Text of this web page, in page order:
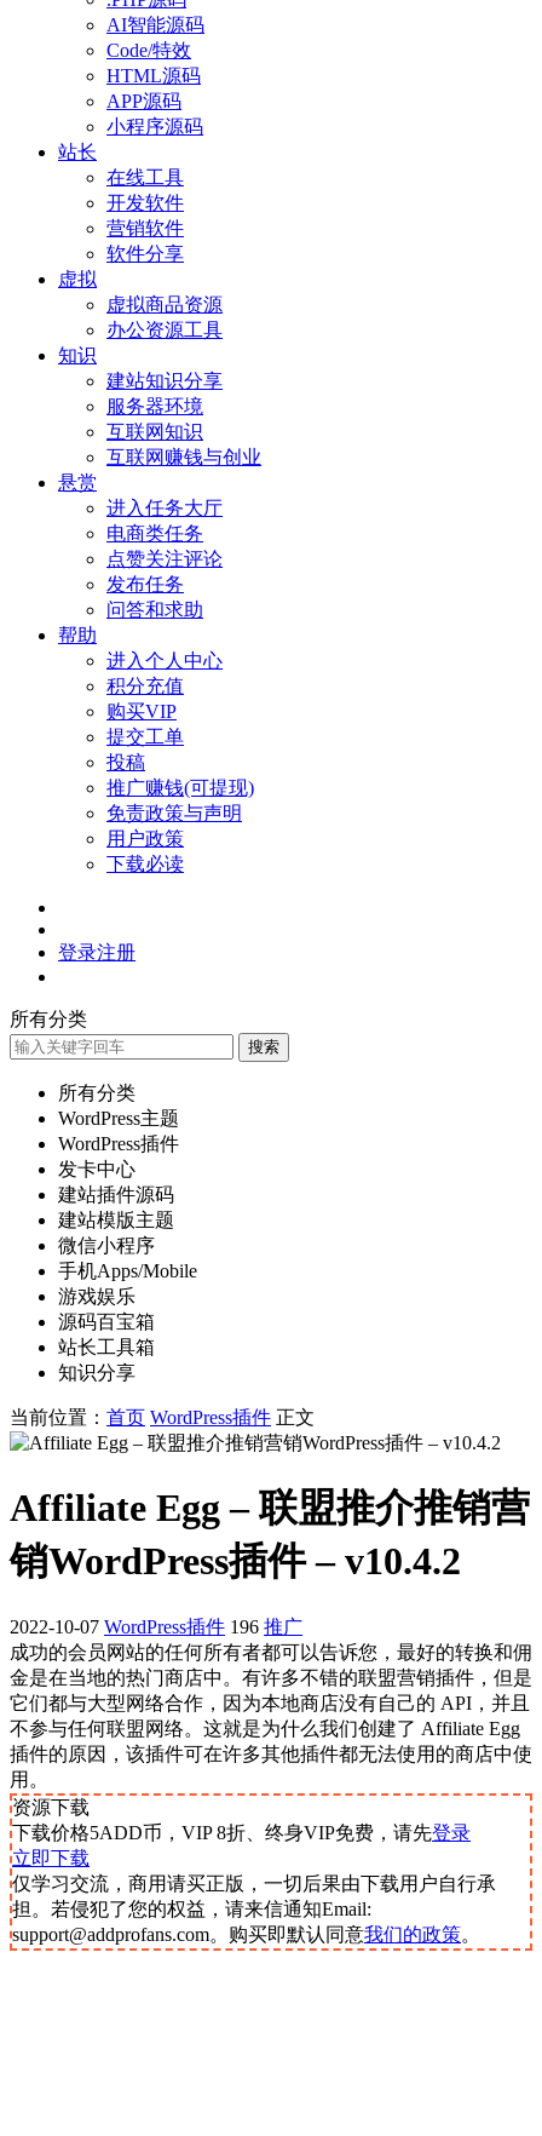
AI智能源码
Code/特效
HTML源码
APP源码
小程序源码
站长
在线工具
开发软件
营销软件
软件分享
虚拟
虚拟商品资源
办公资源工具
知识
建站知识分享
服务器环境
互联网知识
互联网赚钱与创业
悬赏
进入任务大厅
电商类任务
点赞关注评论
发布任务
问答和求助
帮助
进入个人中心
积分充值
购买VIP
提交工单
投稿
推广赚钱(可提现)
免责政策与声明
用户政策
下载必读
登录注册
所有分类
搜索
所有分类
WordPress主题
WordPress插件
发卡中心
建站插件源码
建站模版主题
微信小程序
手机Apps/Mobile
游戏娱乐
源码百宝箱
站长工具箱
知识分享
当前位置： 首页 WordPress插件 正文
Affiliate Egg – 联盟推介推销营
销WordPress插件 – v10.4.2
2022-10-07 WordPress插件 196 推广
成功的会员网站的任何所有者都可以告诉您，最好的转换和佣
金是在当地的热门商店中。有许多不错的联盟营销插件，但是
它们都与大型网络合作，因为本地商店没有自己的 API，并且
不参与任何联盟网络。这就是为什么我们创建了 Affiliate Egg
插件的原因，该插件可在许多其他插件都无法使用的商店中使
用。
资源下载
下载价格5ADD币，VIP 8折、终身VIP免费，请先登录
立即下载
仅学习交流，商用请买正版，一切后果由下载用户自行承
担。若侵犯了您的权益，请来信通知Email:
support@addprofans.com。购买即默认同意我们的政策。